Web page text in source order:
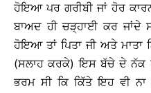
ਹੋਇਆ ਪਰ ਗਰੀਬੀ ਜਾਂ ਹੋਰ
ਬਾਅਦ ਹੀ ਚੜ੍ਹਾਈ ਕਰ
ਹੋਇਆ ਤਾਂ ਪਿਤਾ ਜੀ ਅਤੇ
(ਸਲਾਹ ਕਰਕੇ) ਇਸ ਬੱਚੇ ਦੇ ਨੱਕ
ਭਰਮ ਸੀ ਕਿ ਕਿੱਤੇ ਇਹ ਵੀ